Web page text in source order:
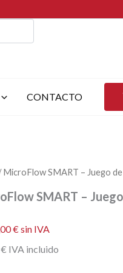
CONTACTO
MicroFlow SMART – Juego
SMART –
€sin IVA
€ IVA incluido